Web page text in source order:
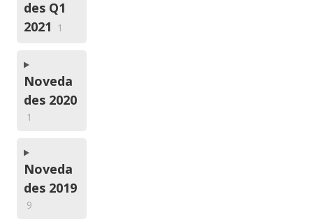
des Q1
2021 1
Noveda
des 2020
1
Noveda
des 2019
9